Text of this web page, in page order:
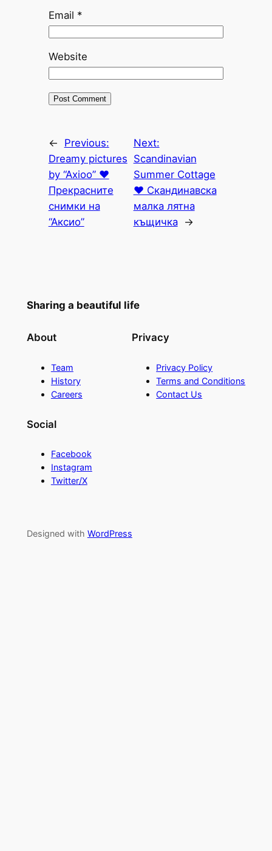
Email *
Website
←
Previous:
Dreamy pictures
by “Axioo” ♥
Прекрасните
снимки на
“Аксио”
Next:
Scandinavian
Summer Cottage
♥ Скандинавска
малка лятна
къщичка
→
Sharing a beautiful life
About
Team
History
Careers
Privacy
Privacy Policy
Terms and Conditions
Contact Us
Social
Facebook
Instagram
Twitter/X
Designed with WordPress